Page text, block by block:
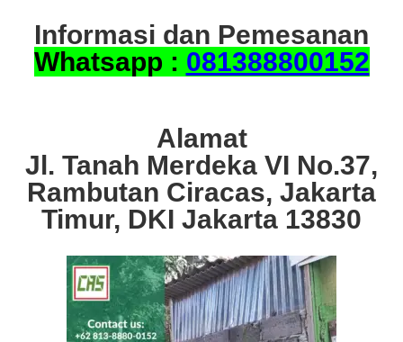
Informasi dan Pemesanan
Whatsapp : 081388800152
Alamat
Jl. Tanah Merdeka VI No.37,
Rambutan Ciracas, Jakarta
Timur, DKI Jakarta 13830